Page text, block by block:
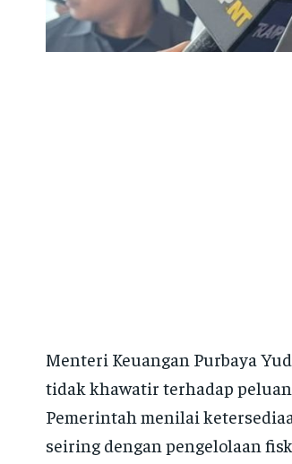
Menteri Keuangan Purbaya
tidak khawatir terhadap
Pemerintah menilai
seiring dengan pengelolaan